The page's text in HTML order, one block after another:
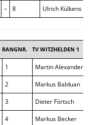
– 8 Ulrich Külkens
RANGNR. TV WITZHELDEN 1
1 Martin Alexander
2 Markus Balduan
3 Dieter Förtsch
4 Markus Becker